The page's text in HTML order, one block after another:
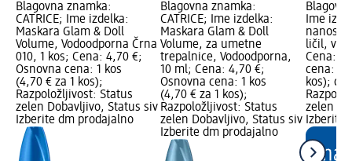
Blagovna znamka:
CATRICE; Ime izdelka:
Maskara Glam & Doll
Volume, Vodoodporna Črna
010, 1 kos; Cena: 4,70 €;
Osnovna cena: 1 kos
(4,70 € za 1 kos);
Razpoložljivost: Status
zelen Dobavljivo, Status siv
Izberite dm prodajalno
Blagovna znamka:
CATRICE; Ime izdelka:
Maskara Glam & Doll
Volume, za umetne
trepalnice, Vodoodporna,
10 ml; Cena: 4,70 €;
Osnovna cena: 1 kos
(4,70 € za 1 kos);
Razpoložljivost: Status
zelen Dobavljivo, Status siv
Izberite dm prodajalno
Ime
nanos
ličil, več
Cena:
cena: 1
kos);
zelen
Izberite